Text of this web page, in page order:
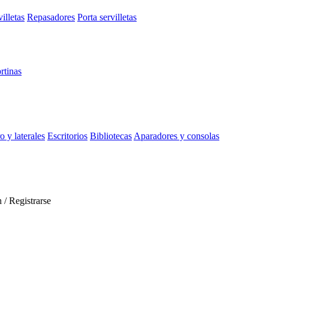
Repasadores Porta servilletas
y laterales Escritorios Bibliotecas Aparadores y consolas
/ Registrarse